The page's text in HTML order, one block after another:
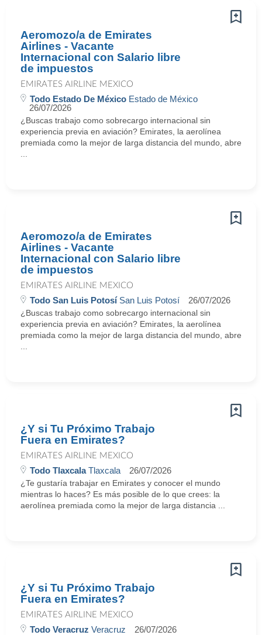
Aeromozo/a de Emirates
Airlines - Vacante
Internacional con Salario libre
de impuestos
EMIRATES AIRLINE MEXICO
Todo Estado De México Estado de México
26/07/2026
¿Buscas trabajo como sobrecargo internacional sin
experiencia previa en aviación? Emirates, la aerolínea
premiada como la mejor de larga distancia del mundo, abre
Aeromozo/a de Emirates
Airlines - Vacante
Internacional con Salario libre
de impuestos
EMIRATES AIRLINE MEXICO
Todo San Luis PotosíSan Luis Potosí 26/07/2026
¿Buscas trabajo como sobrecargo internacional sin
experiencia previa en aviación? Emirates, la aerolínea
premiada como la mejor de larga distancia del mundo, abre
¿Y si Tu Próximo Trabajo
Fuera en Emirates?
EMIRATES AIRLINE MEXICO
Todo TlaxcalaTlaxcala 26/07/2026
¿Te gustaría trabajar en Emirates y conocer el mundo
mientras lo haces? Es más posible de lo que crees: la
aerolínea premiada como la mejor de larga distancia ...
¿Y si Tu Próximo Trabajo
Fuera en Emirates?
EMIRATES AIRLINE MEXICO
Todo Veracruz Veracruz 26/07/2026